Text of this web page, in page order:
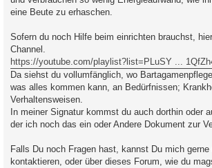
eine Beute zu erhaschen.
Sofern du noch Hilfe beim einrichten brauchst,
Channel.
https://youtube.com/playlist?list=PLuSY ...
Da siehst du vollumfänglich, wo
was alles kommen kann, an Bedürfnissen;
Verhaltensweisen.
In meiner Signatur kommst du auch dorthin oder
der ich noch das ein oder Andere Dokument zur
Falls Du noch Fragen hast, kannst Du mich gerne
kontaktieren, oder über dieses Forum, wie du